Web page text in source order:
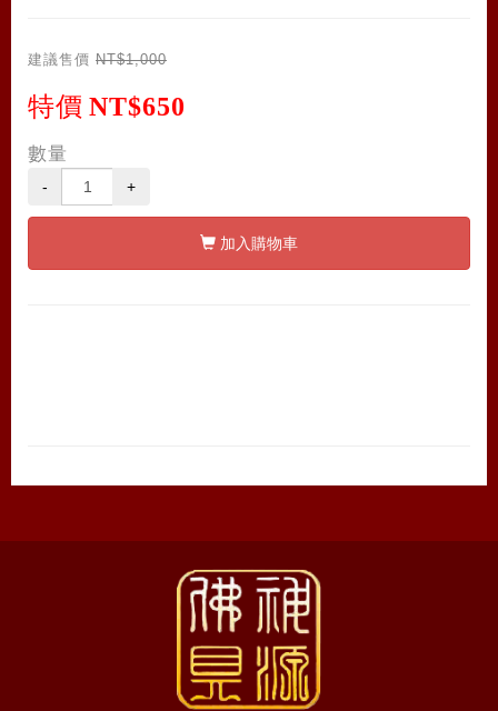
建議售價 NT$1,000
特價 NT$650
數量
- +
加入購物車